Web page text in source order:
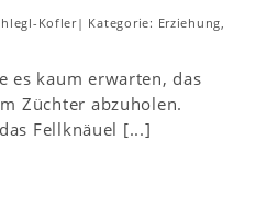
Kofler| Kategorie: Erziehung
es kaum erwarten, das
Züchter abzuholen.
Fellknäuel [...]